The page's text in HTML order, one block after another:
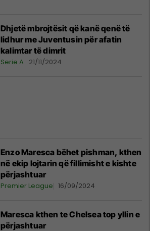
Dhjetë mbrojtësit që kanë qenë të
lidhur me Juventusin për afatin
kalimtar të dimrit
Serie A 21/11/2024
Enzo Maresca bëhet pishman, kthen
në ekip lojtarin që fillimisht e kishte
përjashtuar
Premier League 16/09/2024
Maresca kthen te Chelsea top yllin e
përjashtuar